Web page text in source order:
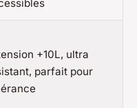
+10L, ultra
parfait pour